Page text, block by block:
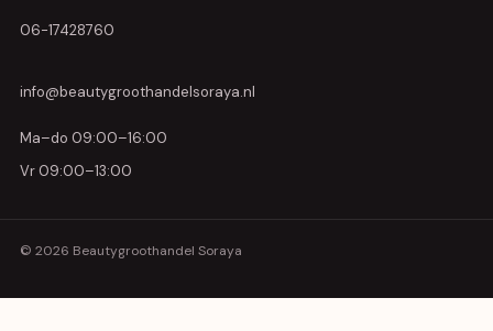
06-17428760
info@beautygroothandelsoraya.nl
Ma–do 09:00–16:00
Vr 09:00–13:00
© 2026 Beautygroothandel Soraya